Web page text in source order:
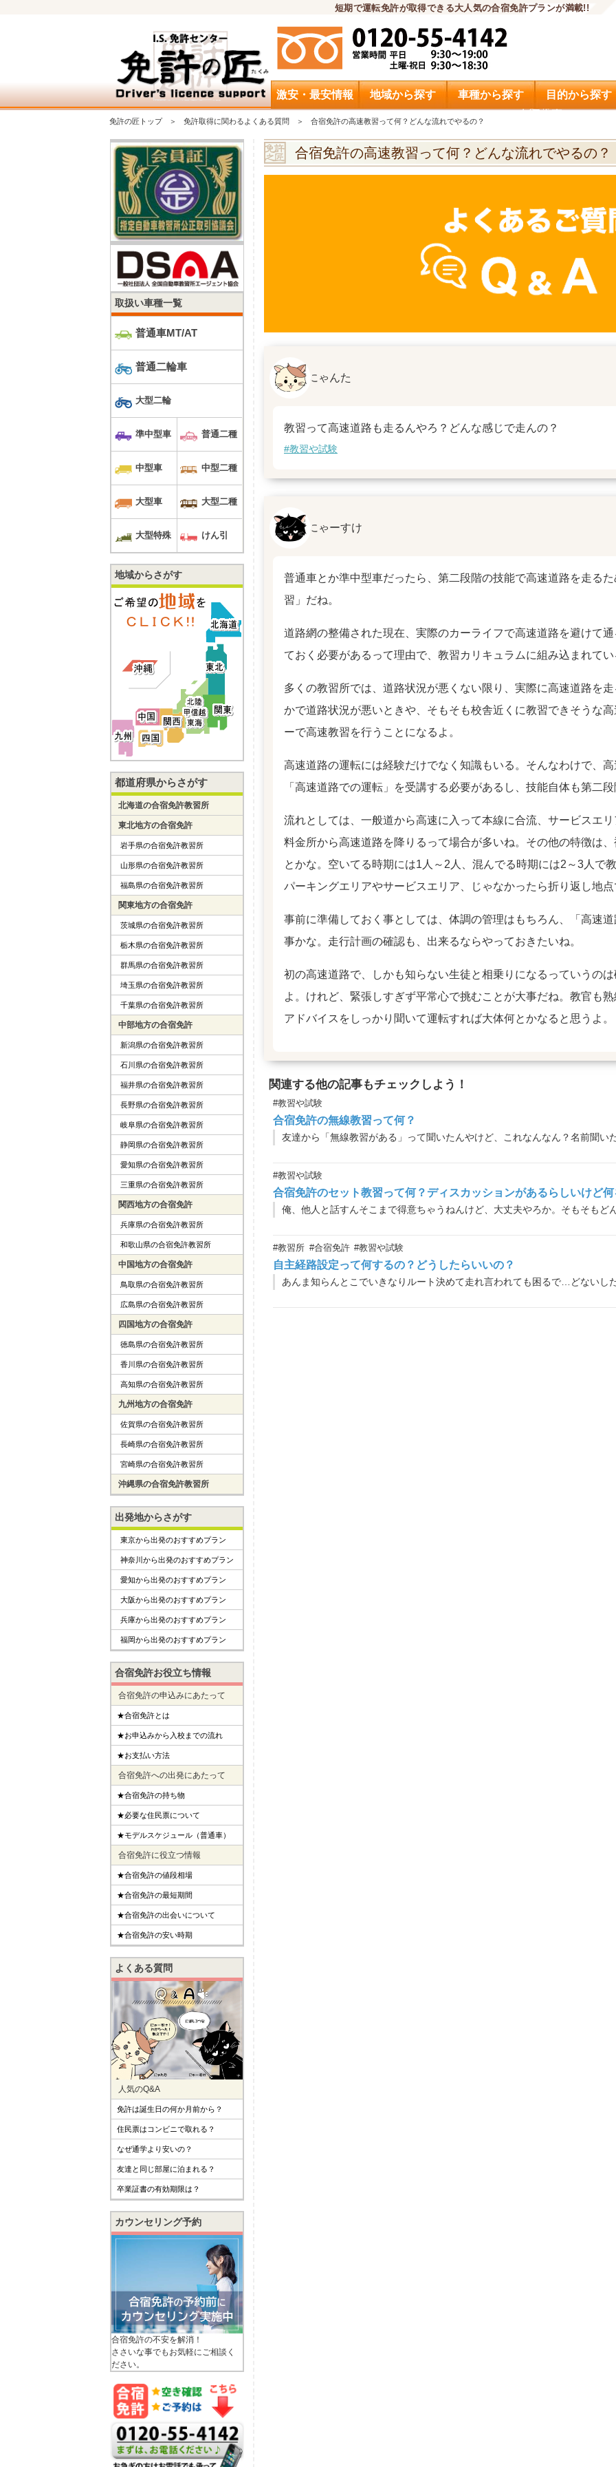
短期で運転免許が取得できる大人気の合宿免許プランが満載!!
激安・最安情報 地域から探す 車種から探す 目的から探す
免許の匠トップ 免許取得に関わるよくある質問 合宿免許の高速教習って何？どんな流れでやるの？
合宿免許の高速教習って何？どんな流れでやるの？
にゃんた
教習って高速道路も走るんやろ？どんな感じで走んの？
#教習や試験
にゃーすけ
普通車とか準中型車だったら、第二段階の技能で高速道路を走る
習」だね。
道路網の整備された現在、実際のカーライフで高速道路を避けて
ておく必要があるって理由で、教習カリキュラムに組み込まれてい
多くの教習所では、道路状況が悪くない限り、実際に高速道路を
かで道路状況が悪いときや、そもそも校舎近くに教習できそうな
ーで高速教習を行うことになるよ。
高速道路の運転には経験だけでなく知識もいる。そんなわけで、
「高速道路での運転」を受講する必要があるし、技能自体も第二
流れとしては、一般道から高速に入って本線に合流、サービスエ
料金所から高速道路を降りるって場合が多いね。その他の特徴は
とかな。空いてる時期には1人～2人、混んでる時期には2～3人で
パーキングエリアやサービスエリア、じゃなかったら折り返し地点
事前に準備しておく事としては、体調の管理はもちろん、「高速
事かな。走行計画の確認も、出来るならやっておきたいね。
初の高速道路で、しかも知らない生徒と相乗りになるっていうの
よ。けれど、緊張しすぎず平常心で挑むことが大事だね。教官も
アドバイスをしっかり聞いて運転すれば大体何とかなると思うよ。
関連する他の記事もチェックしよう！
#教習や試験
合宿免許の無線教習って何？
友達から「無線教習がある」って聞いたんやけど、これなんなん？名前聞い
#教習や試験
合宿免許のセット教習って何？ディスカッションがあるらしいけど
俺、他人と話すんそこまで得意ちゃうねんけど、大丈夫やろか。そもそもど
#教習所 #合宿免許 #教習や試験
自主経路設定って何するの？どうしたらいいの？
あんま知らんとこでいきなりルート決めて走れ言われても困るで…どないし
取扱い車種一覧
普通車MT/AT
普通二輪車
大型二輪
準中型車 普通二種
中型車 中型二種
大型車 大型二種
大型特殊 けん引
地域からさがす
都道府県からさがす
北海道の合宿免許教習所
東北地方の合宿免許
岩手県の合宿免許教習所
山形県の合宿免許教習所
福島県の合宿免許教習所
関東地方の合宿免許
茨城県の合宿免許教習所
栃木県の合宿免許教習所
群馬県の合宿免許教習所
埼玉県の合宿免許教習所
千葉県の合宿免許教習所
中部地方の合宿免許
新潟県の合宿免許教習所
石川県の合宿免許教習所
福井県の合宿免許教習所
長野県の合宿免許教習所
岐阜県の合宿免許教習所
静岡県の合宿免許教習所
愛知県の合宿免許教習所
三重県の合宿免許教習所
関西地方の合宿免許
兵庫県の合宿免許教習所
和歌山県の合宿免許教習所
中国地方の合宿免許
鳥取県の合宿免許教習所
広島県の合宿免許教習所
四国地方の合宿免許
徳島県の合宿免許教習所
香川県の合宿免許教習所
高知県の合宿免許教習所
九州地方の合宿免許
佐賀県の合宿免許教習所
長崎県の合宿免許教習所
宮崎県の合宿免許教習所
沖縄県の合宿免許教習所
出発地からさがす
東京から出発のおすすめプラン
神奈川から出発のおすすめプラン
愛知から出発のおすすめプラン
大阪から出発のおすすめプラン
兵庫から出発のおすすめプラン
福岡から出発のおすすめプラン
合宿免許お役立ち情報
合宿免許の申込みにあたって
★合宿免許とは
★お申込みから入校までの流れ
★お支払い方法
合宿免許への出発にあたって
★合宿免許の持ち物
★必要な住民票について
★モデルスケジュール（普通車）
合宿免許に役立つ情報
★合宿免許の値段相場
★合宿免許の最短期間
★合宿免許の出会いについて
★合宿免許の安い時期
よくある質問
人気のQ&A
免許は誕生日の何か月前から？
住民票はコンビニで取れる？
なぜ通学より安いの？
友達と同じ部屋に泊まれる？
卒業証書の有効期限は？
カウンセリング予約
合宿免許の不安を解消！
ささいな事でもお気軽にご相談く
ださい。